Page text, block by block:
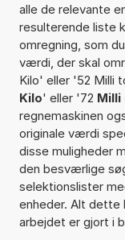
alle de relevante
resulterende liste
omregning, som
værdi, der skal
Kilo' eller '52 Milli
Kilo' eller '72 Milli
regnemaskinen
originale værdi
disse muligheder
den besværlige
selektionslister
enheder. Alt dette
arbejdet er gjort i